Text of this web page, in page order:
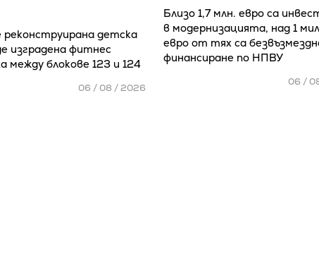
детска
изградена фитнес
между блокове 123 и 124
06 / 08 / 2026
Близо 1,7 млн. евро са
в модернизацията, над 1
евро от тях са
финансиране по НПВУ
06 /